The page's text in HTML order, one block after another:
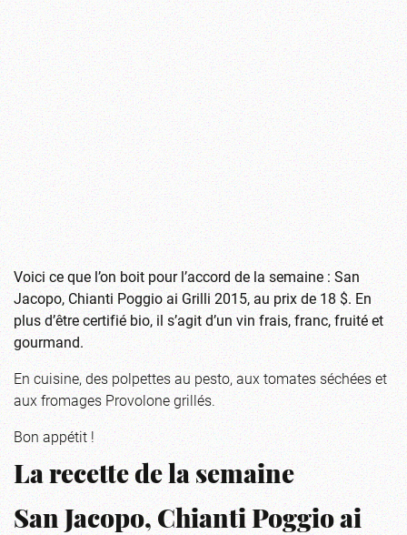
Voici ce que l’on boit pour l’accord de la semaine : San
Jacopo, Chianti Poggio ai Grilli 2015, au prix de 18 $. En
plus d’être certifié bio, il s’agit d’un vin frais, franc, fruité et
gourmand.
​En cuisine, des polpettes au pesto, aux tomates séchées et
aux fromages Provolone grillés.
Bon appétit !
La recette de la semaine
San Jacopo, Chianti Poggio ai